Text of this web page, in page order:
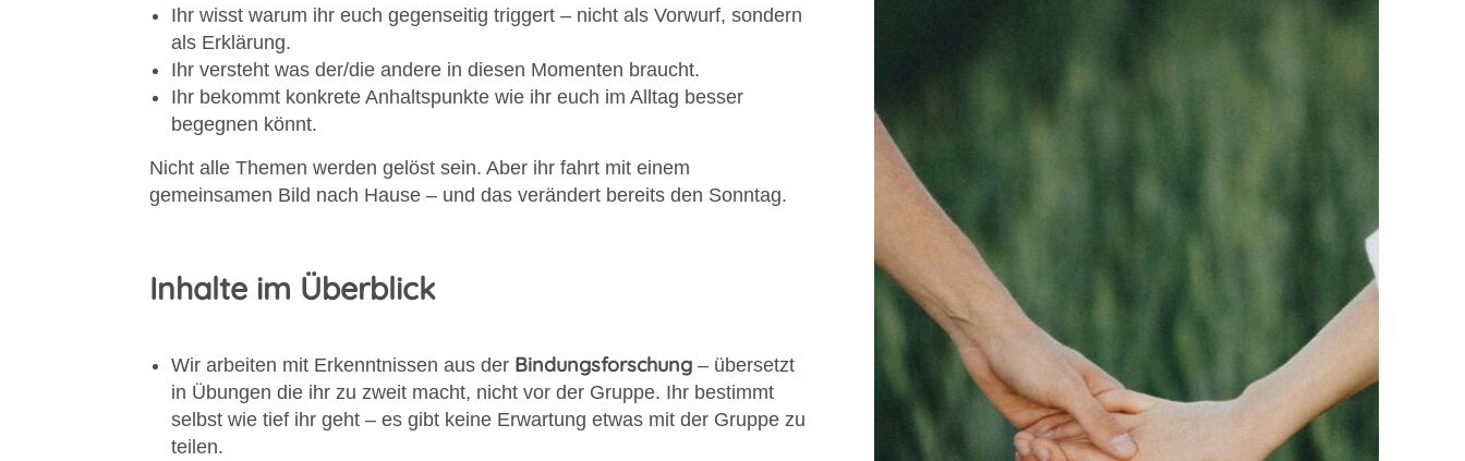
Ihr wisst warum ihr euch gegenseitig triggert – nicht als Vorwurf, sondern
als Erklärung.
Ihr versteht was der/die andere in diesen Momenten braucht.
Ihr bekommt konkrete Anhaltspunkte wie ihr euch im Alltag besser
begegnen könnt.
Nicht alle Themen werden gelöst sein. Aber ihr fahrt mit einem
gemeinsamen Bild nach Hause – und das verändert bereits den Sonntag.
Inhalte im Überblick
Wir arbeiten mit Erkenntnissen aus der Bindungsforschung– übersetzt
in Übungen die ihr zu zweit macht, nicht vor der Gruppe. Ihr bestimmt
selbst wie tief ihr geht – es gibt keine Erwartung etwas mit der Gruppe zu
teilen.